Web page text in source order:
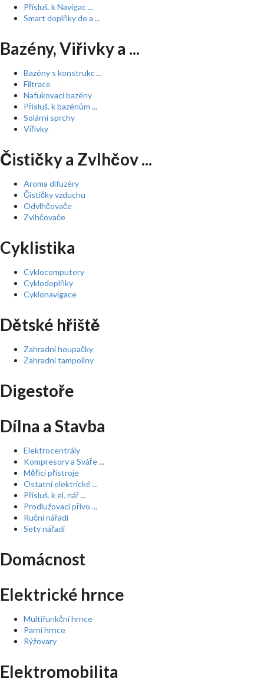
Přísluš. k Navigac ...
Smart doplňky do a ...
Bazény, Viřivky a ...
Bazény s konstrukc ...
Filtrace
Nafukovací bazény
Přísluš. k bazénům ...
Solární sprchy
Vířivky
Čističky a Zvlhčov ...
Aroma difuzéry
Čističky vzduchu
Odvlhčovače
Zvlhčovače
Cyklistika
Cyklocomputery
Cyklodoplňky
Cyklonavigace
Dětské hřiště
Zahradní houpačky
Zahradní tampolíny
Digestoře
Dílna a Stavba
Elektrocentrály
Kompresory a Sváře ...
Měřící přístroje
Ostatní elektrické ...
Přísluš. k el. nář ...
Prodlužovací přívo ...
Ruční nářadí
Sety nářadí
Domácnost
Elektrické hrnce
Multifunkční hrnce
Parní hrnce
Rýžovary
Elektromobilita